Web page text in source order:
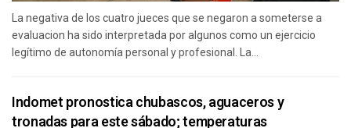
La negativa de los cuatro jueces que se negaron a someterse a
evaluacion ha sido interpretada por algunos como un ejercicio
legítimo de autonomía personal y profesional. La...
Indomet pronostica chubascos, aguaceros y
tronadas para este sábado; temperaturas